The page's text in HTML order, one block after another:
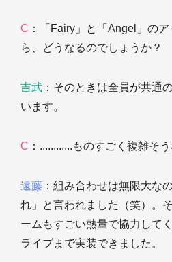
C ：「Fairy」と「Angel」の
ら、どうなるのでしょうか？
吉武 ：そのときは全員が共通
います。
C ：............ものすごく複雑そ
遠藤 ：組み合わせは無限大な
れ」と言われました（笑）。
ームもすごい熱量で協力して
ライブまで実装できました。